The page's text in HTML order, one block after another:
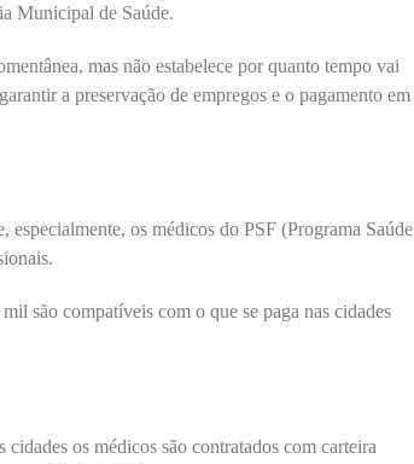
Municipal de Saúde.
mas não estabelece por quanto tempo vai
a preservação de empregos e o pagamento em
especialmente, os médicos do PSF (Programa Saúde
são compatíveis com o que se paga nas cidades
os médicos são contratados com carteira